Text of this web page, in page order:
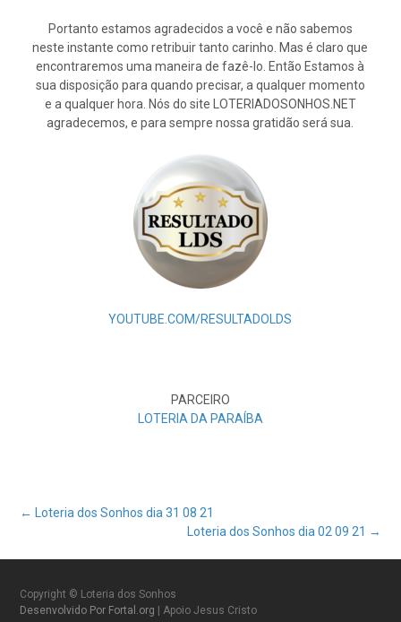
Portanto estamos agradecidos a você e não sabemos
neste instante como retribuir tanto carinho. Mas é claro que
encontraremos uma maneira de fazê-lo. Então Estamos à
sua disposição para quando precisar, a qualquer momento
e a qualquer hora. Nós do site LOTERIADOSONHOS.NET
agradecemos, e para sempre nossa gratidão será sua.
YOUTUBE.COM/RESULTADOLDS
PARCEIRO
LOTERIA DA PARAÍBA
Post
navigation
← Loteria dos Sonhos dia 31 08 21
Loteria dos Sonhos dia 02 09 21 →
Copyright © Loteria dos Sonhos
Desenvolvido Por Fortal.org
| Apoio Jesus Cristo